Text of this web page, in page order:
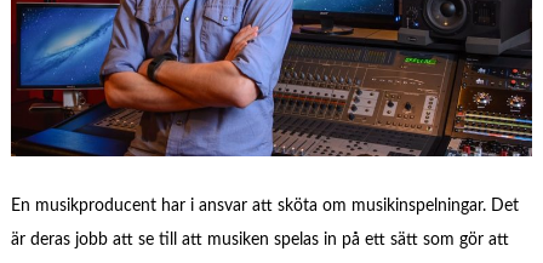
En musikproducent har i ansvar att sköta om musikinspelningar. Det
är deras jobb att se till att musiken spelas in på ett sätt som gör att